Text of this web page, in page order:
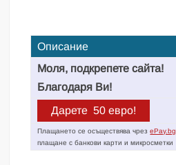
Описание
Моля, подкрепете сайта!
Благодаря Ви!
Плащането се осъществява чрезePay.bg
плащане с банкови карти и микросметки